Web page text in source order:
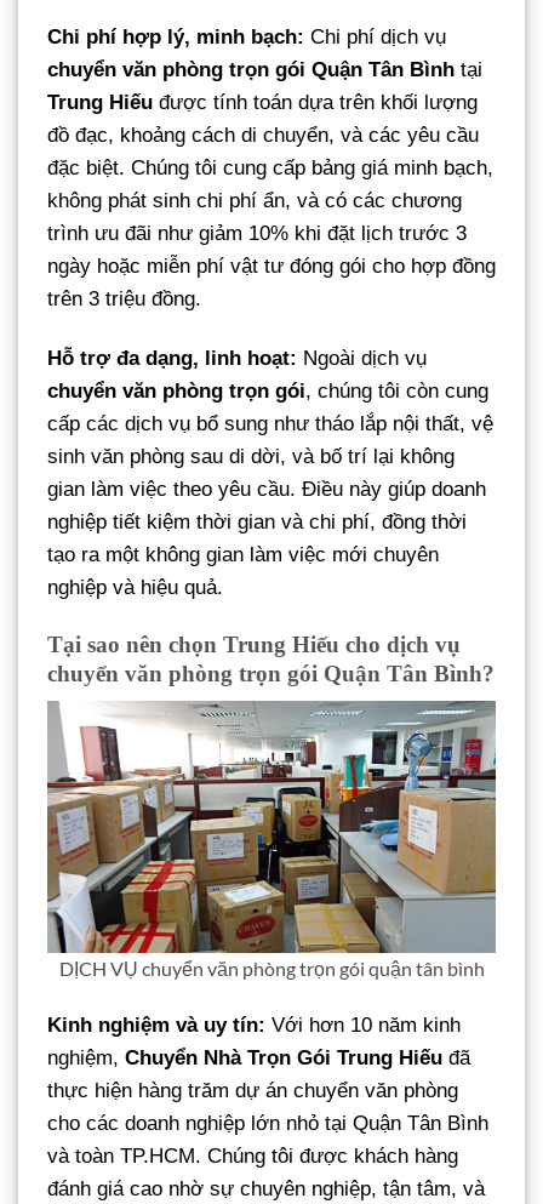
Chi phí hợp lý, minh bạch: Chi phí dịch vụ
chuyển văn phòng trọn gói Quận Tân Bình tại
Trung Hiếu được tính toán dựa trên khối lượng
đồ đạc, khoảng cách di chuyển, và các yêu cầu
đặc biệt. Chúng tôi cung cấp bảng giá minh bạch,
không phát sinh chi phí ẩn, và có các chương
trình ưu đãi như giảm 10% khi đặt lịch trước 3
ngày hoặc miễn phí vật tư đóng gói cho hợp đồng
trên 3 triệu đồng.
Hỗ trợ đa dạng, linh hoạt: Ngoài dịch vụ
chuyển văn phòng trọn gói, chúng tôi còn cung
cấp các dịch vụ bổ sung như tháo lắp nội thất, vệ
sinh văn phòng sau di dời, và bố trí lại không
gian làm việc theo yêu cầu. Điều này giúp doanh
nghiệp tiết kiệm thời gian và chi phí, đồng thời
tạo ra một không gian làm việc mới chuyên
nghiệp và hiệu quả.
Tại sao nên chọn Trung Hiếu cho dịch vụ
chuyển văn phòng trọn gói Quận Tân Bình?
DỊCH VỤ chuyển văn phòng trọn gói quận tân bình
Kinh nghiệm và uy tín: Với hơn 10 năm kinh
nghiệm, Chuyển Nhà Trọn Gói Trung Hiếu đã
thực hiện hàng trăm dự án chuyển văn phòng
cho các doanh nghiệp lớn nhỏ tại Quận Tân Bình
và toàn TP.HCM. Chúng tôi được khách hàng
đánh giá cao nhờ sự chuyên nghiệp, tận tâm, và